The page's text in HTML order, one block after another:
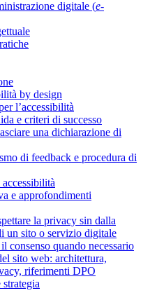
digitale (e-
by design
l’accessibilità
e criteri di successo
una dichiarazione di
di feedback e procedura di
e approfondimenti
la privacy sin dalla
un sito o servizio digitale
consenso quando necessario
sito web: architettura,
riferimenti DPO